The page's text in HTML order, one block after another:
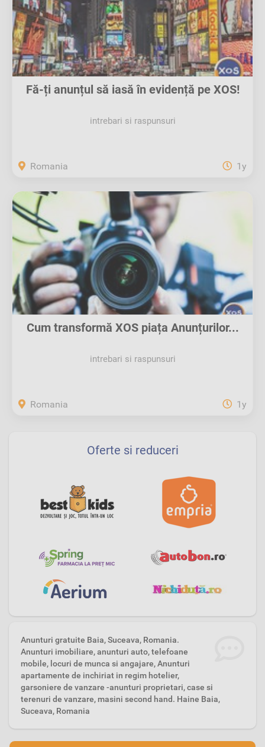
Fă-ți anunțul să iasă în evidență pe XOS!
intrebari si raspunsuri
Romania 1y
Cum transformă XOS piața Anunțurilor...
intrebari si raspunsuri
Romania 1y
Oferte si reduceri
Anunturi gratuite Baia, Suceava, Romania.
Anunturi imobiliare, anunturi auto, telefoane
mobile, locuri de munca si angajare, Anunturi
apartamente de inchiriat in regim hotelier,
garsoniere de vanzare -anunturi proprietari, case si
terenuri de vanzare, masini second hand. Haine Baia,
Suceava, Romania